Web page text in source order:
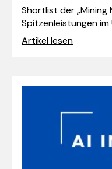
Shortlist der „Mining
Spitzenleistungen
Artikel lesen